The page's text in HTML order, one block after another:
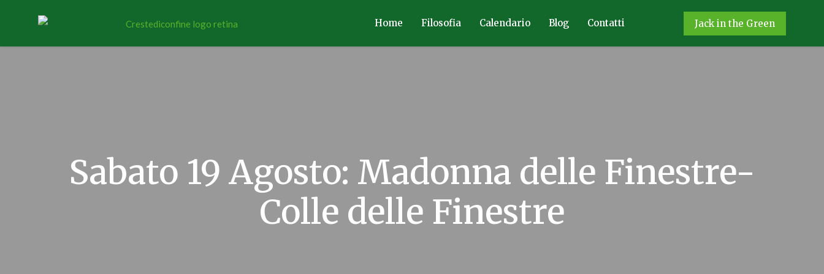
Home Filosofia Calendario Blog Contatti Jack in the Green
Sabato 19 Agosto: Madonna delle Finestre-
Colle delle Finestre